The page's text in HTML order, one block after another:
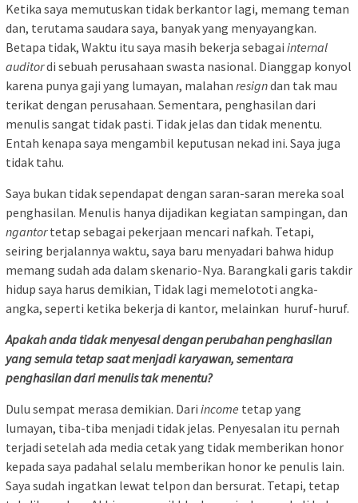
Ketika saya memutuskan tidak berkantor lagi, memang teman
dan, terutama saudara saya, banyak yang menyayangkan.
Betapa tidak, Waktu itu saya masih bekerja sebagai internal
auditordi sebuah perusahaan swasta nasional. Dianggap konyol
karena punya gaji yang lumayan, malahan resigndan tak mau
terikat dengan perusahaan. Sementara, penghasilan dari
menulis sangat tidak pasti. Tidak jelas dan tidak menentu.
Entah kenapa saya mengambil keputusan nekad ini. Saya juga
tidak tahu.
Saya bukan tidak sependapat dengan saran-saran mereka soal
penghasilan. Menulis hanya dijadikan kegiatan sampingan, dan
ngantortetap sebagai pekerjaan mencari nafkah. Tetapi,
seiring berjalannya waktu, saya baru menyadari bahwa hidup
memang sudah ada dalam skenario-Nya. Barangkali garis takdir
hidup saya harus demikian, Tidak lagi memelototi angka-
angka, seperti ketika bekerja di kantor, melainkan huruf-huruf.
Apakah anda tidak menyesal dengan perubahan penghasilan
yang semula tetap saat menjadi karyawan, sementara
penghasilan dari menulis tak menentu?
Dulu sempat merasa demikian. Dari income tetap yang
lumayan, tiba-tiba menjadi tidak jelas. Penyesalan itu pernah
terjadi setelah ada media cetak yang tidak memberikan honor
kepada saya padahal selalu memberikan honor ke penulis lain.
Saya sudah ingatkan lewat telpon dan bersurat. Tetapi, tetap